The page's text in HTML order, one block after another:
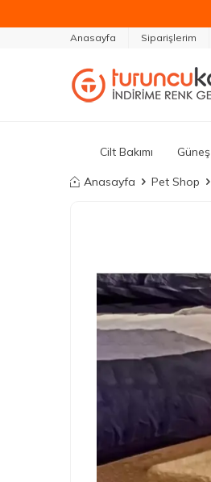
Anasayfa Siparişlerim
Cilt Bakımı
Anasayfa Pet Shop